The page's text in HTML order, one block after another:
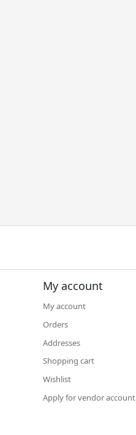
My account
My account
Orders
Addresses
Shopping cart
Wishlist
Apply for vendor account